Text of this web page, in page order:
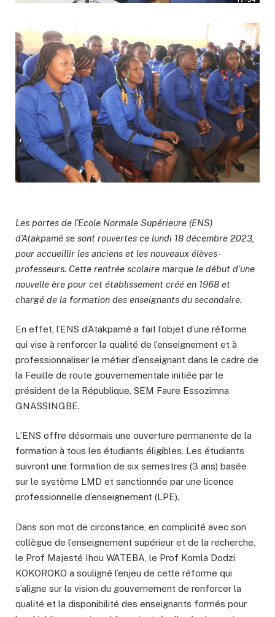
Les portes de l’Ecole Normale Supérieure (ENS)
d’Atakpamé se sont rouvertes ce lundi 18 décembre 2023,
pour accueillir les anciens et les nouveaux élèves-
professeurs. Cette rentrée scolaire marque le début d’une
nouvelle ère pour cet établissement créé en 1968 et
chargé de la formation des enseignants du secondaire.
En effet, l’ENS d’Atakpamé a fait l’objet d’une réforme
qui vise à renforcer la qualité de l’enseignement et à
professionnaliser le métier d’enseignant dans le cadre de
la Feuille de route gouvernementale initiée par le
président de la République, SEM Faure Essozimna
GNASSINGBE.
L’ENS offre désormais une ouverture permanente de la
formation à tous les étudiants éligibles. Les étudiants
suivront une formation de six semestres (3 ans) basée
sur le système LMD et sanctionnée par une licence
professionnelle d’enseignement (LPE).
Dans son mot de circonstance, en complicité avec son
collègue de l’enseignement supérieur et de la recherche,
le Prof Majesté Ihou WATEBA, le Prof Komla Dodzi
KOKOROKO a souligné l’enjeu de cette réforme qui
s’aligne sur la vision du gouvernement de renforcer la
qualité et la disponibilité des enseignants formés pour